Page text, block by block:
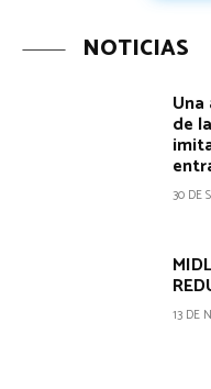
NOTICIAS
de
30 DE
13 DE